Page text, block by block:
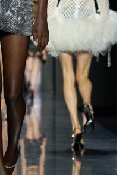
COOL